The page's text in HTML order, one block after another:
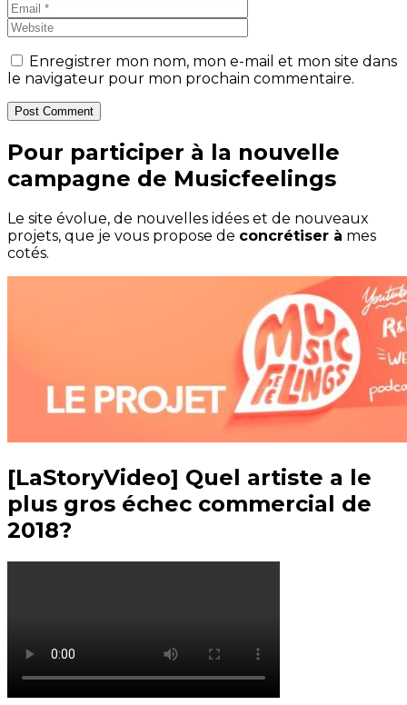
Enregistrer mon nom, mon e-mail et mon site dans
le navigateur pour mon prochain commentaire.
Post Comment
Pour participer à la nouvelle
campagne de Musicfeelings
Le site évolue, de nouvelles idées et de nouveaux
projets, que je vous propose de concrétiser à mes
cotés.
[LaStoryVideo] Quel artiste a le
plus gros échec commercial de
2018?